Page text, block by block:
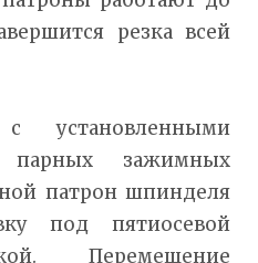
резка всей
установленными
парных зажимных
патрон шпинделя
под пятиосевой
Перемещение